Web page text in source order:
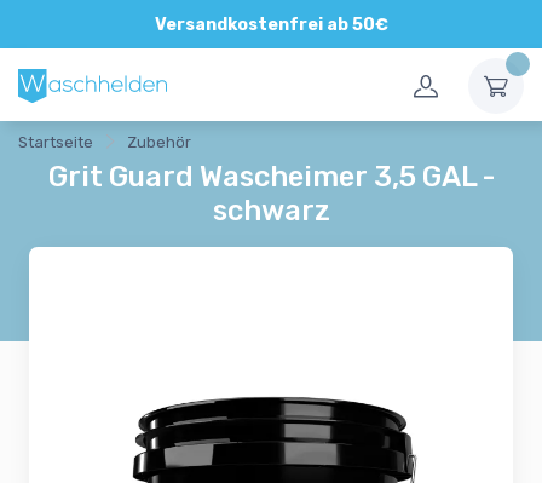
Versandkostenfrei ab 50€
Direkte und persönliche Beratung
Startseite Zubehör
Grit Guard Wascheimer 3,5 GAL -
schwarz